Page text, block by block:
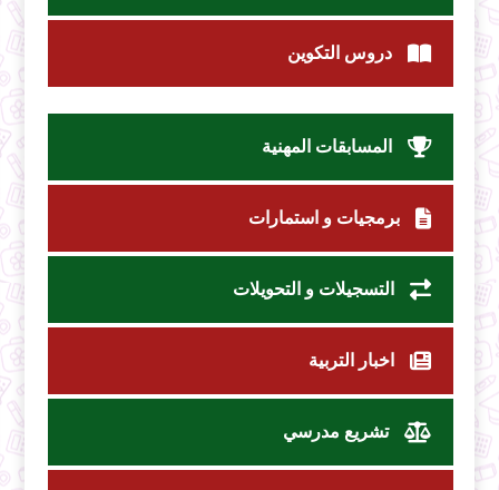
دروس التكوين
المسابقات المهنية
برمجيات و استمارات
التسجيلات و التحويلات
اخبار التربية
تشريع مدرسي